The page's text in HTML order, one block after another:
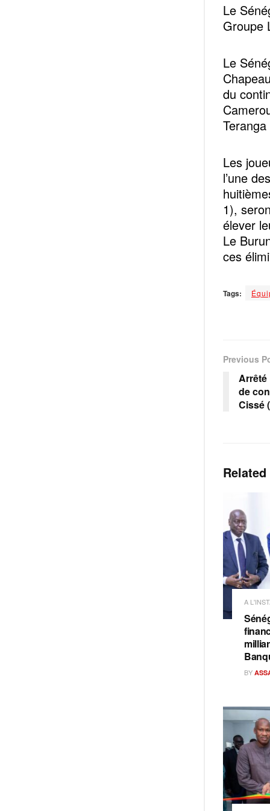
Le
Groupe
Le
du
Les
l’une
1),
élever
Le
ces
Tags:
Previous
de
Cissé
Related
A
BY